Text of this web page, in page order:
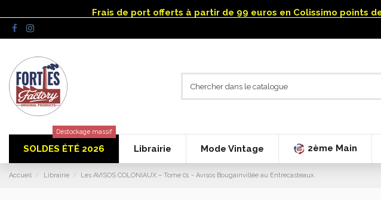
Frais de port offerts à partir de 99 euros en Colissimo points
SOLDES ÉTÉ 2026
Déstockage massif
Librairie Mode Vintage 2ème Main
Accueil Librairie Les AVISOS COLONIAUX – Tome 01 - Avisos Bougainvillée au Entrecasteaux.